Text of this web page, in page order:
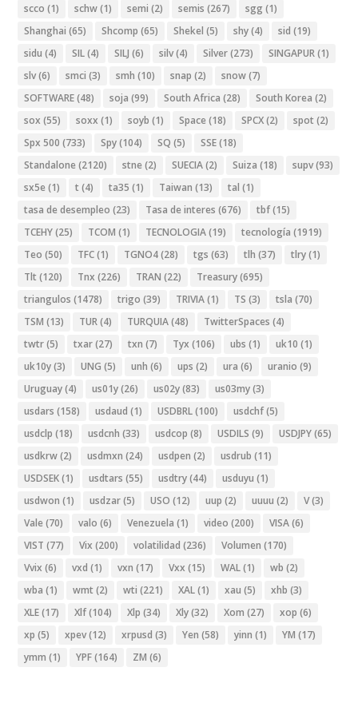
scco (1) schw(1) semi (2) semis (267) sgg (1)
Shanghai (65) Shcomp (65) Shekel (5) shy(4) sid (19)
sidu (4) SIL(4) SILJ (6) silv(4) Silver(273) SINGAPUR(1)
slv(6) smci (3) smh (10) snap (2) snow(7)
SOFTWARE(48) soja (99) South Africa (28) South Korea (2)
sox (55) soxx (1) soyb (1) Space (18) SPCX(2) spot (2)
Spx 500 (733) Spy(104) SQ (5) SSE(18)
Standalone (2120) stne (2) SUECIA(2) Suiza (18) supv(93)
sx5e (1) t (4) ta35 (1) Taiwan (13) tal (1)
tasa de desempleo (23) Tasa de interes (676) tbf(15)
TCEHY(25) TCOM (1) TECNOLOGIA(19) tecnología (1919)
Teo (50) TFC(1) TGNO4(28) tgs (63) tlh (37) tlry(1)
Tlt (120) Tnx (226) TRAN (22) Treasury(695)
triangulos (1478) trigo (39) TRIVIA(1) TS (3) tsla (70)
TSM (13) TUR(4) TURQUIA(48) TwitterSpaces (4)
twtr(5) txar(27) txn (7) Tyx (106) ubs (1) uk10 (1)
uk10y(3) UNG (5) unh (6) ups (2) ura (6) uranio (9)
Uruguay(4) us01y(26) us02y(83) us03my(3)
usdars (158) usdaud (1) USDBRL(100) usdchf(5)
usdclp (18) usdcnh (33) usdcop (8) USDILS (9) USDJPY(65)
usdkrw(2) usdmxn (24) usdpen (2) usdrub (11)
USDSEK(1) usdtars (55) usdtry(44) usduyu (1)
usdwon (1) usdzar(5) USO (12) uup (2) uuuu (2) V(3)
Vale (70) valo (6) Venezuela (1) video (200) VISA(6)
VIST (77) Vix (200) volatilidad (236) Volumen (170)
Vvix (6) vxd (1) vxn (17) Vxx (15) WAL(1) wb (2)
wba (1) wmt (2) wti (221) XAL(1) xau (5) xhb (3)
XLE(17) Xlf(104) Xlp (34) Xly(32) Xom (27) xop (6)
xp (5) xpev(12) xrpusd (3) Yen (58) yinn (1) YM (17)
ymm (1) YPF(164) ZM (6)